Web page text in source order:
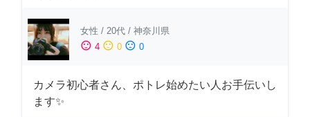
女性 / 20代 / 神奈川県
sentiment_satisfied 4 sentiment_neutral 0 sentiment_dissatisfied 0
カメラ初心者さん、ポトレ始めたい人お手伝いし
ます✨